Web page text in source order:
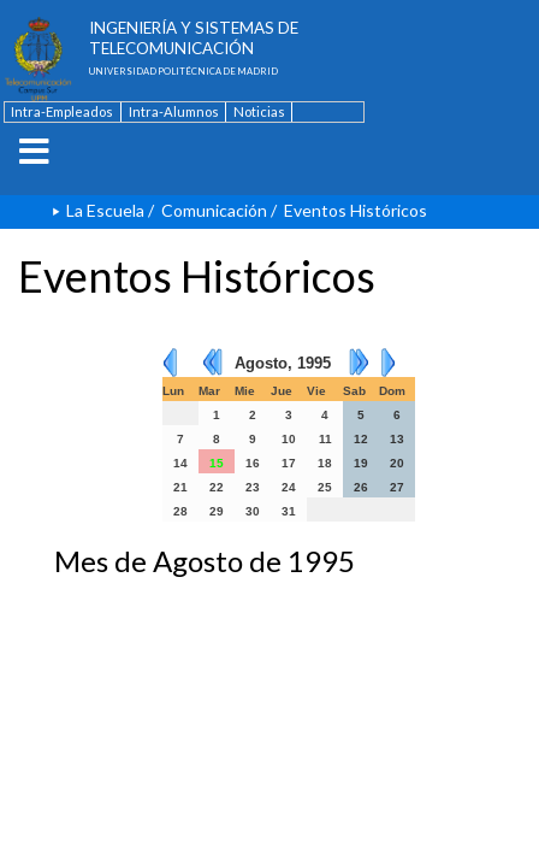
INGENIERÍA Y SISTEMAS DE
TELECOMUNICACIÓN
UNIVERSIDAD POLITÉCNICA DE MADRID
Intra-Empleados Intra-Alumnos
Noticias
La Escuela / Comunicación / Eventos Históricos
Eventos Históricos
Agosto, 1995
Lun Mar Mie Jue Vie Sab
Dom
1
2 3 4 5
6
7
8 9 10 11 12
13
14
15 16 17 18 19
20
21
22 23 24 25 26
27
28
29 30 31
Mes de Agosto de 1995